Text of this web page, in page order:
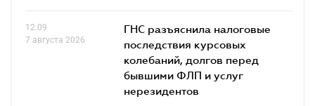
12.09
7 августа 2026
ГНС разъяснила налоговые
последствия курсовых
колебаний, долгов перед
бывшими ФЛП и услуг
нерезидентов